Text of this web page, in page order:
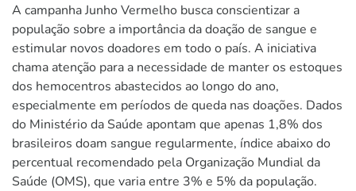
A campanha Junho Vermelho busca conscientizar a
população sobre a importância da doação de sangue e
estimular novos doadores em todo o país. A iniciativa
chama atenção para a necessidade de manter os estoques
dos hemocentros abastecidos ao longo do ano,
especialmente em períodos de queda nas doações. Dados
do Ministério da Saúde apontam que apenas 1,8% dos
brasileiros doam sangue regularmente, índice abaixo do
percentual recomendado pela Organização Mundial da
Saúde (OMS), que varia entre 3% e 5% da população.